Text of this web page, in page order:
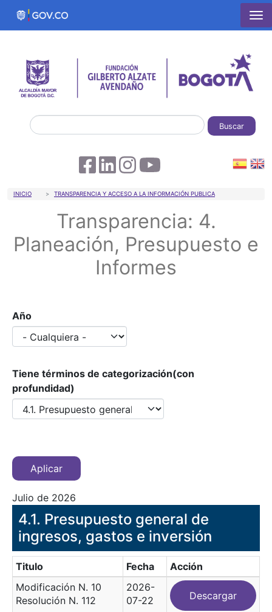
Pasar al contenido principal
Buscar
Sobrescribir enlaces de ayuda a la
INICIO TRANSPARENCIA Y ACCESO A LA INFORMACIÓN PUBLICA
Transparencia: 4.
Planeación, Presupuesto e
Informes
Año
Tiene términos de categorización(con
profundidad)
Julio de 2026
​4.1. Presupuesto general de
ingresos, gastos e inversión
Titulo Fecha
Acción
Modificación N. 10
Resolución N. 112
2026-
07-22
Descargar